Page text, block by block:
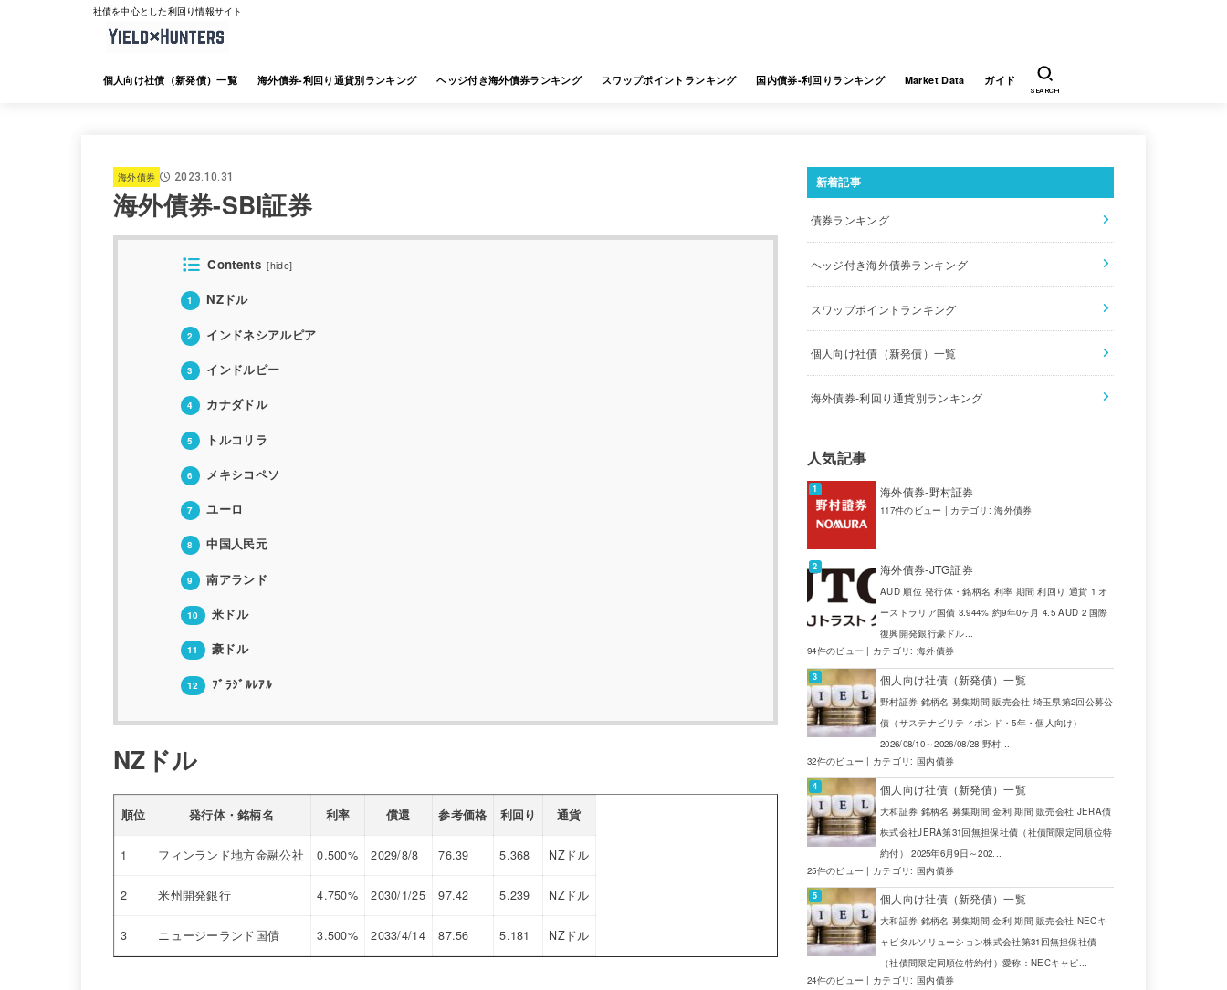
社債を中心とした利回り情報サイト
個人向け社債（新発債）一覧 海外債券-利回り通貨別ランキング ヘッジ付き海外債券ランキング スワップポイントランキング 国内債券-利回りランキング Market Data ガイド
SEARCH
海外債券 2023.10.31
海外債券-SBI証券
Contents [hide]
1 NZドル
2 インドネシアルピア
3 インドルピー
4 カナダドル
5 トルコリラ
6 メキシコペソ
7 ユーロ
8 中国人民元
9 南アランド
10 米ドル
11 豪ドル
12 ﾌﾞﾗｼﾞﾙﾚｱﾙ
NZドル
順位 発行体・銘柄名 利率 償還 参考価格 利回り 通貨
1 フィンランド地方金融公社 0.500% 2029/8/8 76.39 5.368 NZドル
2 米州開発銀行 4.750% 2030/1/25 97.42 5.239 NZドル
3 ニュージーランド国債 3.500% 2033/4/14 87.56 5.181 NZドル
新着記事
債券ランキング
ヘッジ付き海外債券ランキング
スワップポイントランキング
個人向け社債（新発債）一覧
海外債券-利回り通貨別ランキング
人気記事
海外債券-野村証券
117件のビュー | カテゴリ:海外債券
海外債券-JTG証券
AUD 順位 発行体・銘柄名 利率 期間 利回り 通貨 1 オ
ーストラリア国債 3.944% 約9年0ヶ月 4.5 AUD 2 国際
復興開発銀行豪ドル...
94件のビュー | カテゴリ: 海外債券
個人向け社債（新発債）一覧
野村証券 銘柄名 募集期間 販売会社 埼玉県第2回公募公
債（サステナビリティボンド・5年・個人向け）
2026/08/10～2026/08/28 野村...
32件のビュー | カテゴリ: 国内債券
個人向け社債（新発債）一覧
大和証券 銘柄名 募集期間 金利 期間 販売会社 JERA債
株式会社JERA第31回無担保社債（社債間限定同順位特
約付） 2025年6月9日～202...
25件のビュー | カテゴリ: 国内債券
個人向け社債（新発債）一覧
大和証券 銘柄名 募集期間 金利 期間 販売会社 NECキ
ャピタルソリューション株式会社第31回無担保社債
（社債間限定同順位特約付）愛称：NECキャピ...
24件のビュー | カテゴリ: 国内債券